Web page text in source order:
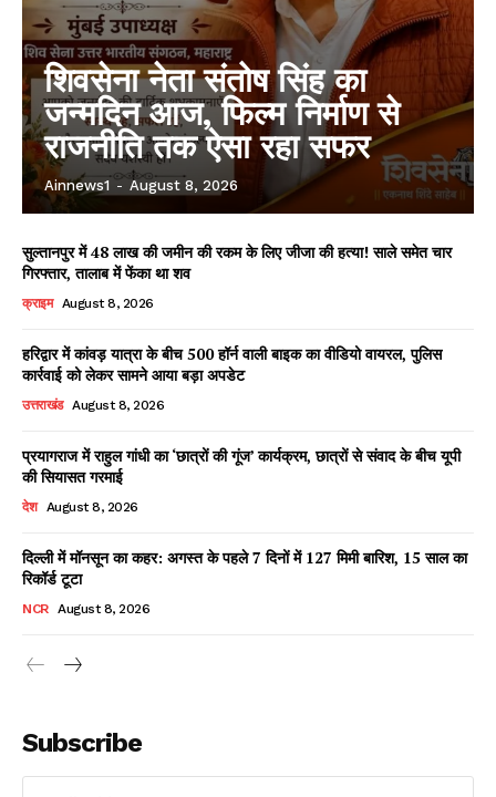
Facebook
X WhatsApp
Share
शिवसेना नेता संतोष सिंह का
जन्मदिन आज, फिल्म निर्माण से
राजनीति तक ऐसा रहा सफर
Ainnews1 - August 8, 2026
सुल्तानपुर में 48 लाख की जमीन की रकम के लिए जीजा की हत्या! साले समेत चार
गिरफ्तार, तालाब में फेंका था शव
क्राइम August 8, 2026
हरिद्वार में कांवड़ यात्रा के बीच 500 हॉर्न वाली बाइक का वीडियो वायरल, पुलिस
कार्रवाई को लेकर सामने आया बड़ा अपडेट
उत्तराखंड August 8, 2026
प्रयागराज में राहुल गांधी का ‘छात्रों की गूंज’ कार्यक्रम, छात्रों से संवाद के बीच यूपी
की सियासत गरमाई
देश August 8, 2026
दिल्ली में मॉनसून का कहर: अगस्त के पहले 7 दिनों में 127 मिमी बारिश, 15 साल का
रिकॉर्ड टूटा
NCR August 8, 2026
Subscribe